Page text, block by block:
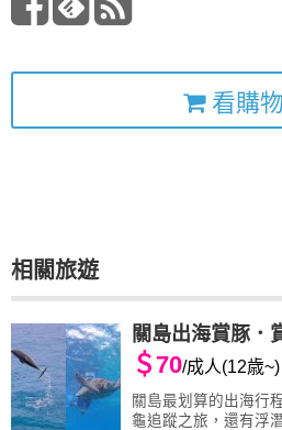
看購
相關旅遊
關島出海賞豚．
＄70/成人(12歳~)
關島最划算的出海行
龜追蹤之旅，還有浮